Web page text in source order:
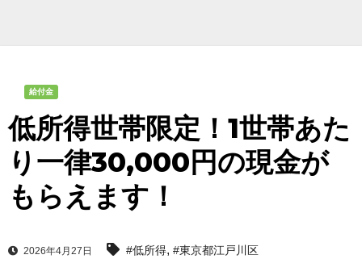
給付金
低所得世帯限定！1世帯あた
り一律30,000円の現金が
もらえます！
2026年4月27日 #低所得, #東京都江戸川区